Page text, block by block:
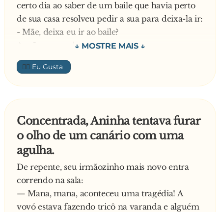
31. MAY GO: Pessoa dócil, afável. Ex.: "Ele é
muito may go."
32. MISTER: Sanduíche de queijo e presunto.
Ex.: "Eu gosto de mister can't."
33. MONDAY: Ordenar. Ex.: "Ontem monday
lavar o carro."
34. MORNING: Nem quente nem frio. Ex.:
"Meu café está morning."
MASTIGAR. Ex.: "Ele colocou o chiclete na
boca e must go."
36. NEVER: Flocos de gelo que caem no
inverno. Ex.: "É divertido fazer bonecos de
never.
37. NEW: Sem roupa. Ex.: "Ele saiu new de casa."
38. PACKER: Prefixo que indica bastante. Ex.:
certo dia ao saber de um baile que havia perto
de sua casa resolveu pedir a sua para deixa-la ir:
- Mãe, deixa eu ir ao baile?
A mãe responde:
- Não minha filha, você tem um bafo muito
grande!
- Por favor, vai, deixa eu ir. Eu prometo ficar de
boca fechada.
jeito nenhum.
- Tá bom!
No baile, a menina toda alegre, sozinha, estava
dançando quando chega um rapaz fanho e
pregunta:
- Vamos dançar?
Ela responde murmurando:
👍🏼
Concentrada, Aninha tentava furar
o olho de um canário com uma
agulha.
De repente, seu irmãozinho mais novo entra
correndo na sala:
— Mana, mana, aconteceu uma tragédia! A
vovó estava fazendo tricô na varanda e alguém